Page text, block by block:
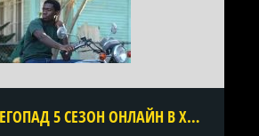
CМОТРЕТЬ СНЕГОПАД 5 СЕЗОН ОНЛАЙН В ХОРОШЕМ КАЧЕСТВЕ ВСЕ СЕРИИ ПОДРЯД БЕСПЛАТНО